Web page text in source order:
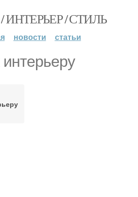
ИНТЕРЬЕР / СТИЛЬ
новости статьи